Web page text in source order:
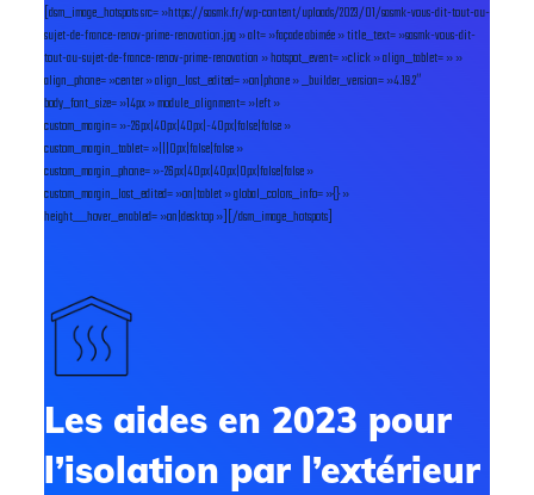
[dsm_image_hotspots src= »https://sasmk.fr/wp-content/uploads/2023/01/sasmk-vous-dit-tout-au-
sujet-de-france-renov-prime-renovation.jpg » alt= »façade abimée » title_text= »sasmk-vous-dit-
tout-au-sujet-de-france-renov-prime-renovation » hotspot_event= »click » align_tablet= » »
align_phone= »center » align_last_edited= »on|phone » _builder_version= »4.19.2″
body_font_size= »14px » module_alignment= »left »
custom_margin= »-26px|40px|40px|-40px|false|false »
custom_margin_tablet= »|||0px|false|false »
custom_margin_phone= »-26px|40px|40px|0px|false|false »
custom_margin_last_edited= »on|tablet » global_colors_info= »{} »
height__hover_enabled= »on|desktop »][/dsm_image_hotspots]
Les aides en 2023 pour
l’isolation par l’extérieur